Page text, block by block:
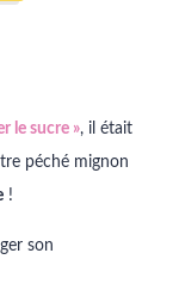
le sucre », il était
péché mignon
!
son